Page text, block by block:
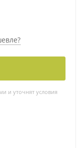
и уточнят условия